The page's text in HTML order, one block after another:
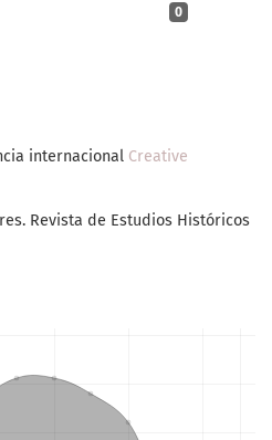
0
internacional Creative
Revista de Estudios Históricos